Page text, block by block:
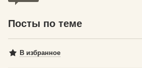
Посты по теме
В избранное